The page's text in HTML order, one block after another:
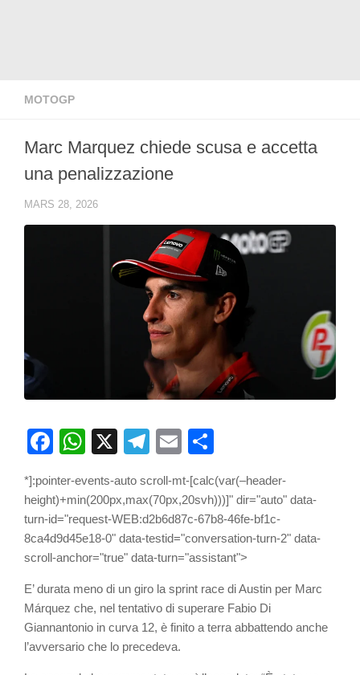
MOTOGP
Marc Marquez chiede scusa e accetta
una penalizzazione
MARS 28, 2026
Facebook
WhatsApp
X Telegram
Email
*]:pointer-events-auto scroll-mt-[calc(var(–header-
height)+min(200px,max(70px,20svh)))]" dir="auto" data-
turn-id="request-WEB:d2b6d87c-67b8-46fe-bf1c-
8ca4d9d45e18-0" data-testid="conversation-turn-2" data-
scroll-anchor="true" data-turn="assistant">
E’ durata meno di un giro la sprint race di Austin per Marc
Márquez che, nel tentativo di superare Fabio Di
Giannantonio in curva 12, è finito a terra abbattendo anche
l’avversario che lo precedeva.